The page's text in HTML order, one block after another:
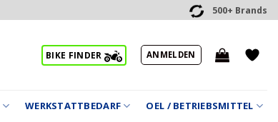
500+ Brands
BIKE FINDER ANMELDEN
WERKSTATTBEDARF OEL / BETRIEBSMITTEL